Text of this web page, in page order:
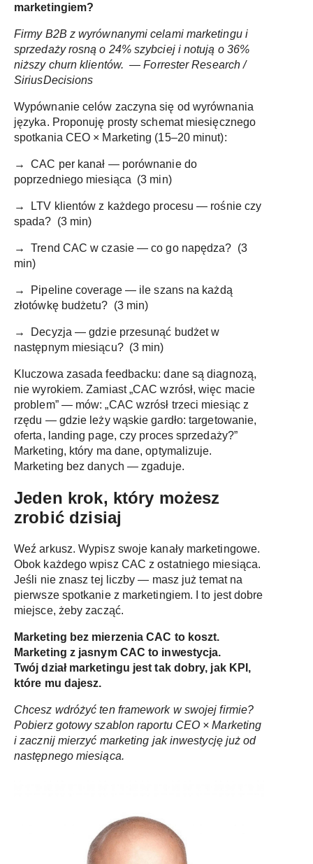
marketingiem?
Firmy B2B z wyrównanymi celami marketingu i
sprzedaży rosną o 24% szybciej i notują o 36%
niższy churn klientów. — Forrester Research /
SiriusDecisions
Wyрównanie celów zaczyna się od wyrównania
języka. Proponuję prosty schemat miesięcznego
spotkania CEO × Marketing (15–20 minut):
→CAC per kanał — porównanie do
poprzedniego miesiąca (3 min)
→
LTV klientów z każdego procesu — rośnie czy
spada? (3 min)
→Trend CAC w czasie — co go napędza? (3
min)
→
Pipeline coverage — ile szans na każdą
złotówkę budżetu? (3 min)
→
Decyzja — gdzie przesunąć budżet w
następnym miesiącu? (3 min)
Kluczowa zasada feedbacku: dane są diagnozą,
nie wyrokiem. Zamiast „CAC wzrósł, więc macie
problem” — mów: „CAC wzrósł trzeci miesiąc z
rzędu — gdzie leży wąskie gardło: targetowanie,
oferta, landing page, czy proces sprzedaży?”
Marketing, który ma dane, optymalizuje.
Marketing bez danych — zgaduje.
Jeden krok, który możesz
zrobić dzisiaj
Weź arkusz. Wypisz swoje kanały marketingowe.
Obok każdego wpisz CAC z ostatniego miesiąca.
Jeśli nie znasz tej liczby — masz już temat na
pierwsze spotkanie z marketingiem. I to jest dobre
miejsce, żeby zacząć.
Marketing bez mierzenia CAC to koszt.
Marketing z jasnym CAC to inwestycja.
Twój dział marketingu jest tak dobry, jak KPI,
które mu dajesz.
Chcesz wdróżyć ten framework w swojej firmie?
Pobierz gotowy szablon raportu CEO × Marketing
i zacznij mierzyć marketing jak inwestycję już od
następnego miesiąca.